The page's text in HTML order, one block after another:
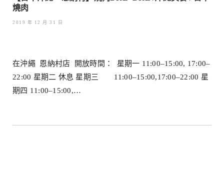
燒肉
2019 年 12 月 31 日
在沖繩 恩納村店 開放時間： 星期一 11:00–15:00, 17:00–
22:00 星期二 休息 星期三 11:00–15:00,17:00–22:00 星
期四 11:00–15:00,…